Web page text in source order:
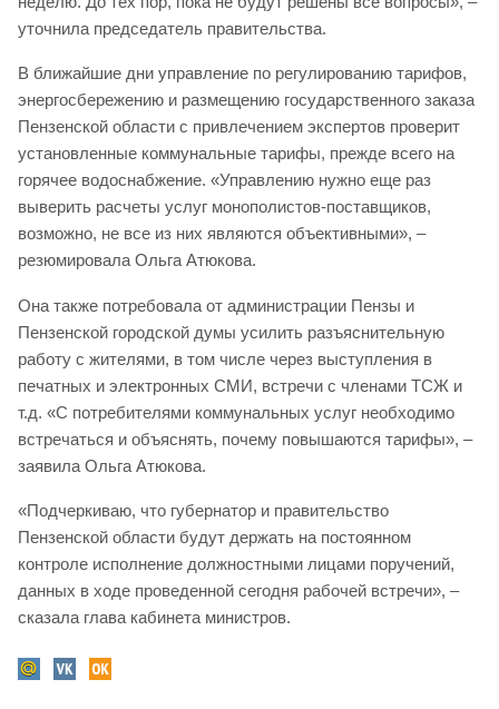
уточнила председатель правительства.
В ближайшие дни управление по регулированию тарифов,
энергосбережению и размещению государственного заказа
Пензенской области с привлечением экспертов проверит
установленные коммунальные тарифы, прежде всего на
горячее водоснабжение. «Управлению нужно еще раз
выверить расчеты услуг монополистов-поставщиков,
возможно, не все из них являются объективными», –
резюмировала Ольга Атюкова.
Она также потребовала от администрации Пензы и
Пензенской городской думы усилить разъяснительную
работу с жителями, в том числе через выступления в
печатных и электронных СМИ, встречи с членами ТСЖ и
т.д. «С потребителями коммунальных услуг необходимо
встречаться и объяснять, почему повышаются тарифы», –
заявила Ольга Атюкова.
«Подчеркиваю, что губернатор и правительство
Пензенской области будут держать на постоянном
контроле исполнение должностными лицами поручений,
данных в ходе проведенной сегодня рабочей встречи», –
сказала глава кабинета министров.